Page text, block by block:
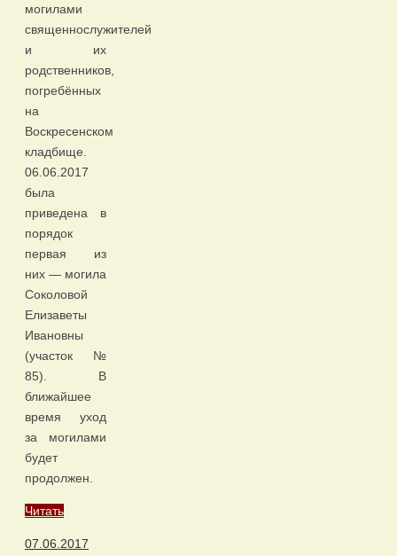
могилами
священнослужителей
и их
родственников,
погребённых
на
Воскресенском
кладбище.
06.06.2017
была
приведена в
порядок
первая из
них — могила
Соколовой
Елизаветы
Ивановны
(участок №
85). В
ближайшее
время уход
за могилами
будет
продолжен.
Читать
07.06.2017